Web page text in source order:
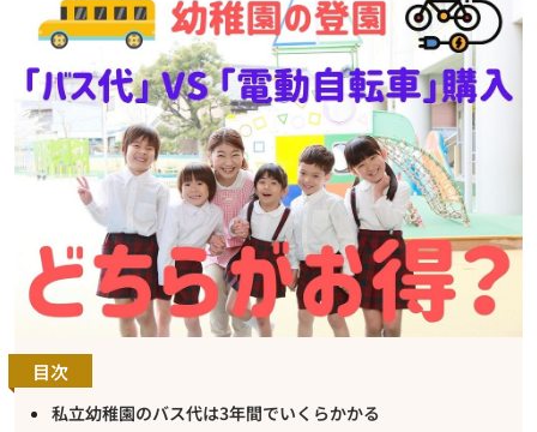
目次
私立幼稚園のバス代は3年間でいくらかかる